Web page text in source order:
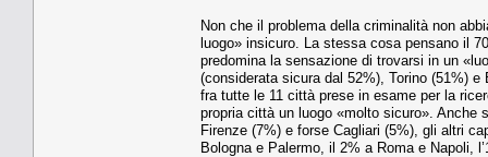
Non che il problema della criminalità non
luogo» insicuro. La stessa cosa pensano il
predomina la sensazione di trovarsi in un
(considerata sicura dal 52%), Torino (51%)
fra tutte le 11 città prese in esame per la
propria città un luogo «molto sicuro». Anche
Firenze (7%) e forse Cagliari (5%), gli altri
Bologna e Palermo, il 2% a Roma e Napoli,